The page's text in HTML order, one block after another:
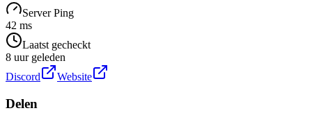
Server Ping
42 ms
Laatst gecheckt
8 uur geleden
Discord
Website
Delen